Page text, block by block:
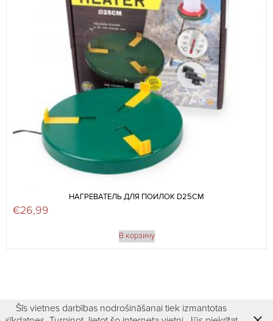
НАГРЕВАТЕЛЬ ДЛЯ ПОИЛОК D25СМ
€26,99
В корзину
Šīs vietnes darbības nodrošināšanai tiek izmantotas